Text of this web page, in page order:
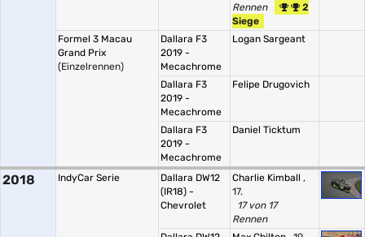
Rennen
2
Siege
Formel 3 Macau
Grand Prix
(Einzelrennen)
Dallara F3
2019 -
Mecachrome
Logan Sargeant
Dallara F3
2019 -
Mecachrome
Felipe Drugovich
Dallara F3
2019 -
Mecachrome
Daniel Ticktum
2018 IndyCar Serie
Dallara DW12
(IR18) -
Chevrolet
Charlie Kimball ,
17.
17 von 17
Rennen